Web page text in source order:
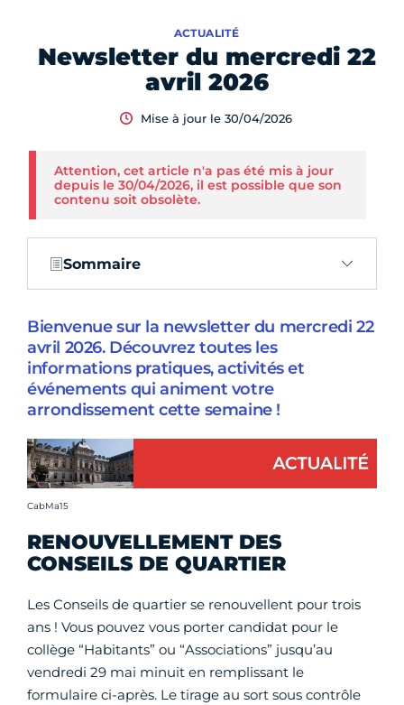
Newsletter du mercredi 22
avril 2026
ACTUALITÉ
Mise à jour le 30/04/2026
Attention, cet article n'a pas été mis à jour
depuis le 30/04/2026, il est possible que son
contenu soit obsolète.
Sommaire
Bienvenue sur la newsletter du mercredi 22
avril 2026. Découvrez toutes les
informations pratiques, activités et
événements qui animent votre
arrondissement cette semaine !
Crédit photo :
CabMa15
RENOUVELLEMENT DES
CONSEILS DE QUARTIER
Les Conseils de quartier se renouvellent pour trois
ans ! Vous pouvez vous porter candidat pour le
collège “Habitants” ou “Associations” jusqu’au
vendredi 29 mai minuit en remplissant le
formulaire ci-après. Le tirage au sort sous contrôle